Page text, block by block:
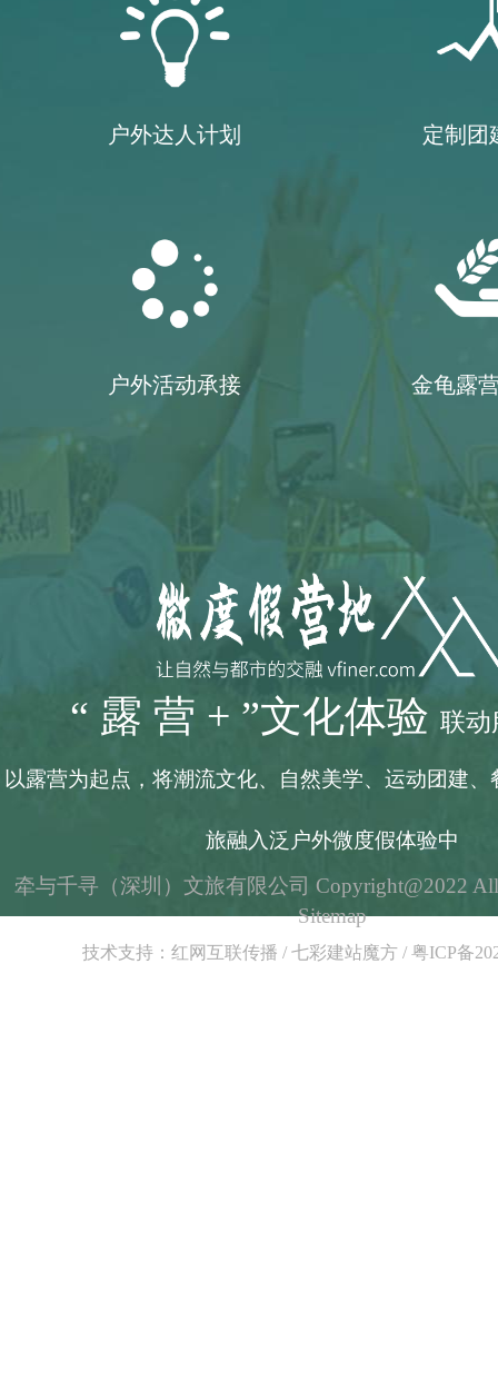
户外达人计划 定制团
户外活动承接 金龟露
“ 露 营 + ”文化体验 联动
以露营为起点，将潮流文化、自然美学、运动团建
旅融入泛户外微度假体验中
牵与千寻（深圳）文旅有限公司 Copyright@2022 All
Sitemap
技术支持： 红网互联传播 /七彩建站魔方 /粤ICP备